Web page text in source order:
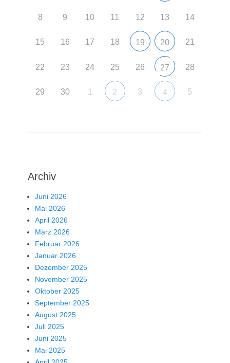
8 9 10 11 12 13 14
15 16 17 18 19 20 21
22 23 24 25 26 27 28
29 30 1 2 3 4 5
Archiv
Juni 2026
Mai 2026
April 2026
März 2026
Februar 2026
Januar 2026
Dezember 2025
November 2025
Oktober 2025
September 2025
August 2025
Juli 2025
Juni 2025
Mai 2025